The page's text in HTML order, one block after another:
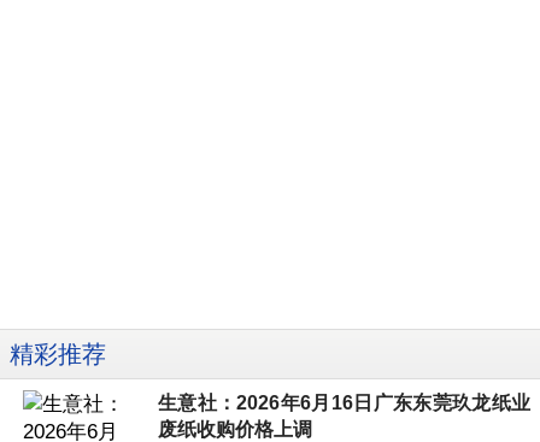
精彩推荐
生意社：2026年6月16日广东东莞玖龙纸业
废纸收购价格上调